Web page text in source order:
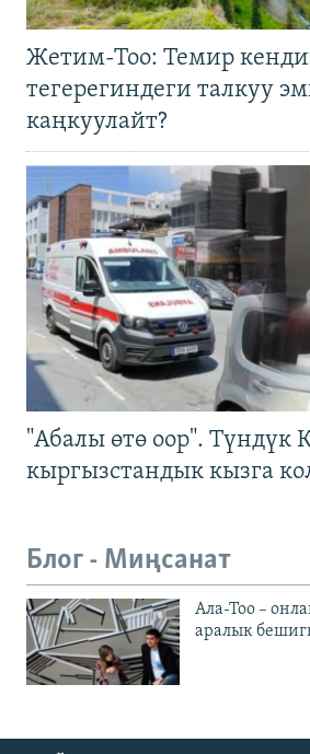
Жетим-Тоо: Темир
тегерегиндеги талкуу
каңкуулайт?
"Абалы өтө оор". Түндүк
кыргызстандык кызга
Блог - Миңсанат
Ала-Тоо –
аралык